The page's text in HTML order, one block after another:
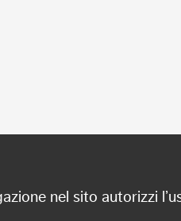
nel sito autorizzi